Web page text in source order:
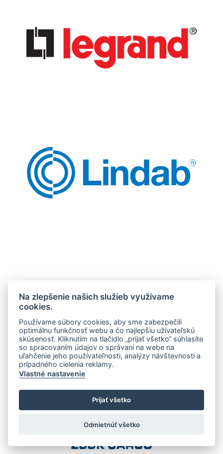
Na zlepšenie našich služieb využívame
cookies.
Používame súbory cookies, aby sme zabezpečili
optimálnu funkčnosť webu a čo najlepšiu užívateľskú
skúsenosť. Kliknutím na tlačidlo „prijať všetko“ súhlasíte
so spracovaním údajov o správaní na webe na
uľahčenie jeho používateľnosti, analýzy návštevnosti a
prípadného cielenia reklamy.
Vlastné nastavenie
Prijať všetko
Odmietnúť všetko